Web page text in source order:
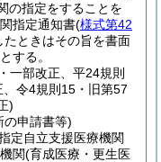
の指定をすることを
指定通知書(様式第42
ときはその旨を書面
する。
一部改正、平24規則
令4規則15・旧第57
)
の申請書等)
定自立支援医療機関
関(育成医療・更生医